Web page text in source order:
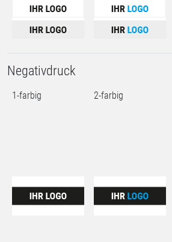
Negativdruck
1-farbig 2-farbig